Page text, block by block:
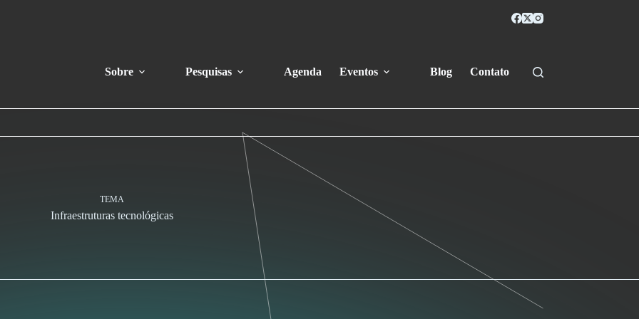
Sobre Pesquisas Agenda Eventos Blog Contato
TEMA
Infraestruturas tecnológicas